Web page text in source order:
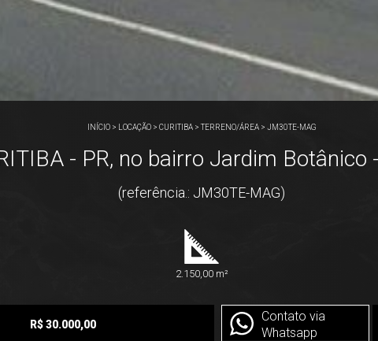
INÍCIO> LOCAÇÃO> CURITIBA>TERRENO/ÁREA> JM30TE-MAG
- PR, no bairro Jardim
(referência.: JM30TE-MAG)
2.150,00 m²
R$ 30.000,00
Contato via
Whatsapp